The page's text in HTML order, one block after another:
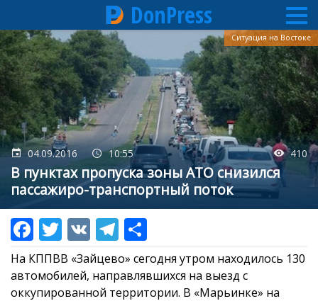
Перейти
к
основному
содержанию
DonPress
04.09.2016 10:55 410
В пунктах пропуска зоны АТО снизился
пассажиро-транспортный поток
Ситуация на Востоке
На КППВВ «Зайцево» сегодня утром находилось 130
автомобилей, направлявшихся на выезд с
оккупированной территории. В «Марьинке» на